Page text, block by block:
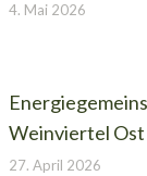
4. Mai 2026
Weinviertel Ost
27. April 2026